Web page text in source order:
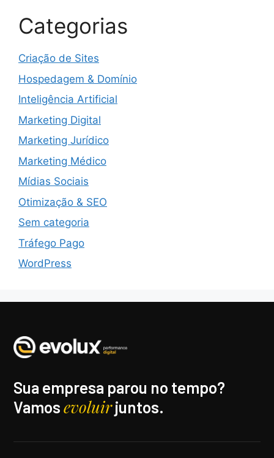
Categorias
Criação de Sites
Hospedagem & Domínio
Inteligência Artificial
Marketing Digital
Marketing Jurídico
Marketing Médico
Mídias Sociais
Otimização & SEO
Sem categoria
Tráfego Pago
WordPress
Sua empresa parou no tempo?
Vamosevoluirjuntos.